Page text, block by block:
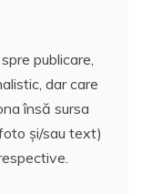
publicare,
dar care
însă sursa
și/sau text)